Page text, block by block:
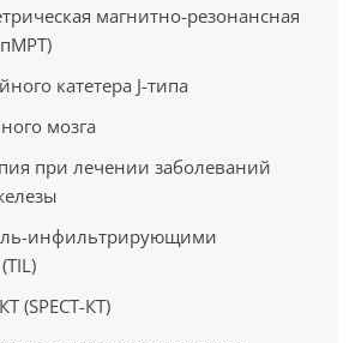
магнитно-резонансная
катетера J-типа
мозга
при лечении заболеваний
инфильтрирующими
(SPECT-КТ)